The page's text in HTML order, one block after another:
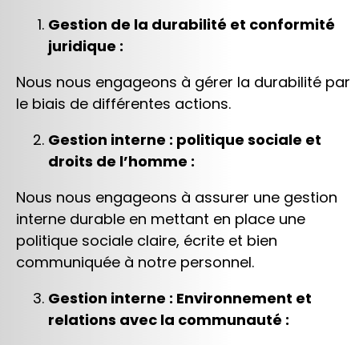
Gestion de la durabilité et conformité
juridique :
Nous nous engageons à gérer la durabilité par
le biais de différentes actions.
Gestion interne : politique sociale et
droits de l’homme :
Nous nous engageons à assurer une gestion
interne durable en mettant en place une
politique sociale claire, écrite et bien
communiquée à notre personnel.
Gestion interne : Environnement et
relations avec la communauté :